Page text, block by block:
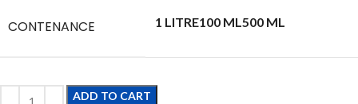
CONTENANCE 1 LITRE100 ML500 ML
ADD TO CART